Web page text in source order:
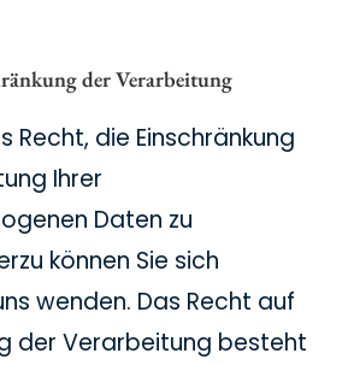
der Verarbeitung
Recht, die Einschränkung
Ihrer
Daten zu
können Sie sich
wenden. Das Recht auf
der Verarbeitung besteht